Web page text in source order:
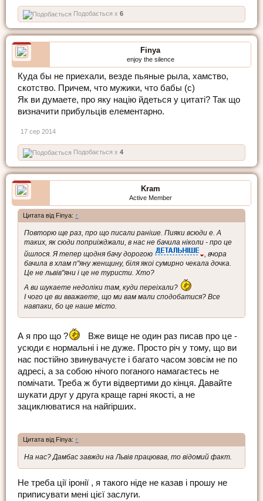
Подобається x 6
Finya
enjoy the silence
Куда бы не приехали, везде пьяные рыла, хамство,
скотство. Причем, что мужики, что бабы (с)
Як ви думаете, про яку нацiю йдеться у цитатi? Так що
визначити прибульцiв елементарно.
17 сер 2014
Подобається x 4
Kram
Active Member
Цитата від Finya: ↑
Повторю ще раз, про що писали ранiше. Пияки всюди е. А
таких, як сюди поприiжджали, в нас не бачила нiколи - про це
йшлося. Я тепер щодня бачу дорогою
, вчора
бачила в хлам п"яну женщину, бiля якоi сумирно чекала дочка.
Це не львiв"яни i це не туристи. Хто?
А ви шукаете недолiки там, куди переiхали?
I чого це ви вважаете, що ми вам мали сподобатися? Все
навпаки, бо це наше мiсто.
А я про що ?
Вже вище не один раз писав про це -
усюди є нормальні і не дуже. Просто річ у тому, що ви
нас постійно звинувачуєте і багато часом зовсім не по
адресі, а за собою нічого поганого намагаєтесь не
помічати. Треба ж бути відвертими до кінця. Давайте
шукати друг у друга краще гарні якості, а не
зациклюватися на найгірших.
Цитата від Finya: ↑
На нас? Дамбас завжди на Львiв працював, то вiдомий факт.
Не треба ції іронії , я такого ніде не казав і прошу не
приписувати мені цієї заслуги.